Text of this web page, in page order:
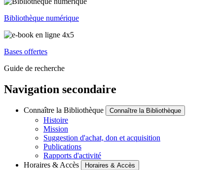
Bibliothèque numérique
Bases offertes
Guide de recherche
Navigation secondaire
Connaître la Bibliothèque Connaître la Bibliothèque
Histoire
Mission
Suggestion d'achat, don et acquisition
Publications
Rapports d'activité
Horaires & Accès
Horaires & Accès